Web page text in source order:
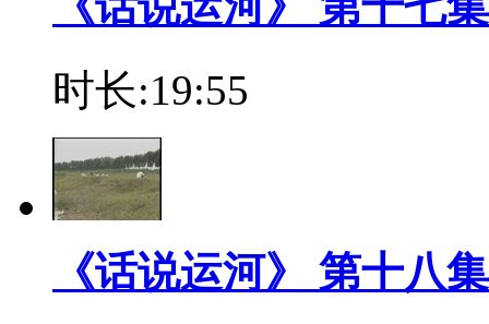
时长:19:55
《话说运河》 第十八